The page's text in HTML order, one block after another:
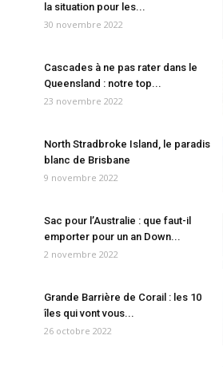
la situation pour les...
30 novembre 2022
Cascades à ne pas rater dans le
Queensland : notre top...
23 novembre 2022
North Stradbroke Island, le paradis
blanc de Brisbane
9 novembre 2022
Sac pour l’Australie : que faut-il
emporter pour un an Down...
2 novembre 2022
Grande Barrière de Corail : les 10
îles qui vont vous...
26 octobre 2022